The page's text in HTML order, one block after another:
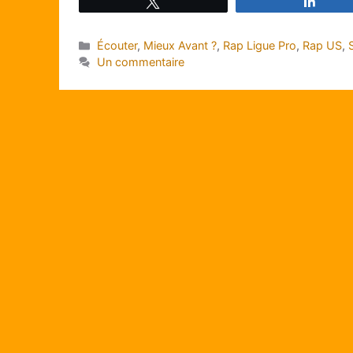
Catégories
Écouter, Mieux Avant ?, Rap Ligue Pro, Rap US,
Un commentaire